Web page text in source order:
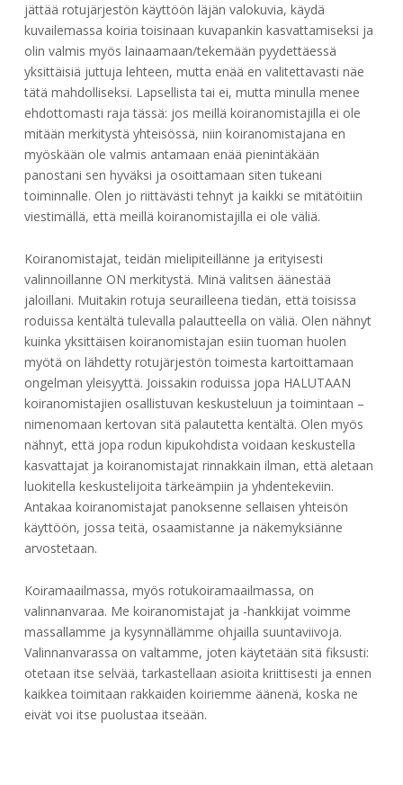
jättää rotujärjestön käyttöön läjän valokuvia, käydä
kuvailemassa koiria toisinaan kuvapankin kasvattamiseksi ja
olin valmis myös lainaamaan/tekemään pyydettäessä
yksittäisiä juttuja lehteen, mutta enää en valitettavasti näe
tätä mahdolliseksi. Lapsellista tai ei, mutta minulla menee
ehdottomasti raja tässä: jos meillä koiranomistajilla ei ole
mitään merkitystä yhteisössä, niin koiranomistajana en
myöskään ole valmis antamaan enää pienintäkään
panostani sen hyväksi ja osoittamaan siten tukeani
toiminnalle. Olen jo riittävästi tehnyt ja kaikki se mitätöitiin
viestimällä, että meillä koiranomistajilla ei ole väliä.
Koiranomistajat, teidän mielipiteillänne ja erityisesti
valinnoillanne ON merkitystä. Minä valitsen äänestää
jaloillani. Muitakin rotuja seurailleena tiedän, että toisissa
roduissa kentältä tulevalla palautteella on väliä. Olen nähnyt
kuinka yksittäisen koiranomistajan esiin tuoman huolen
myötä on lähdetty rotujärjestön toimesta kartoittamaan
ongelman yleisyyttä. Joissakin roduissa jopa HALUTAAN
koiranomistajien osallistuvan keskusteluun ja toimintaan –
nimenomaan kertovan sitä palautetta kentältä. Olen myös
nähnyt, että jopa rodun kipukohdista voidaan keskustella
kasvattajat ja koiranomistajat rinnakkain ilman, että aletaan
luokitella keskustelijoita tärkeämpiin ja yhdentekeviin.
Antakaa koiranomistajat panoksenne sellaisen yhteisön
käyttöön, jossa teitä, osaamistanne ja näkemyksiänne
arvostetaan.
Koiramaailmassa, myös rotukoiramaailmassa, on
valinnanvaraa. Me koiranomistajat ja -hankkijat voimme
massallamme ja kysynnällämme ohjailla suuntaviivoja.
Valinnanvarassa on valtamme, joten käytetään sitä fiksusti:
otetaan itse selvää, tarkastellaan asioita kriittisesti ja ennen
kaikkea toimitaan rakkaiden koiriemme äänenä, koska ne
eivät voi itse puolustaa itseään.